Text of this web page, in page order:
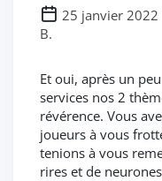
25 janvier 2022
B.
Et oui, après un
services nos 2
révérence. Vous
joueurs à vous
tenions à vous
rires et de